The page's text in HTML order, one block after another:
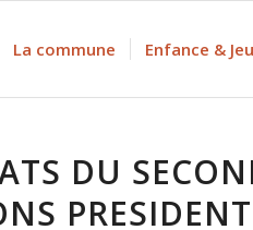
La commune Enfance &
DU